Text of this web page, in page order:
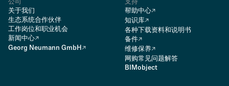
公司
关于我们
生态系统合作伙伴
工作岗位和职业机会
新闻中心
Georg Neumann GmbH
支持
帮助中心
知识库
各种下载资料和说明书
备件
维修保养
网购常见问题解答
BIMobject